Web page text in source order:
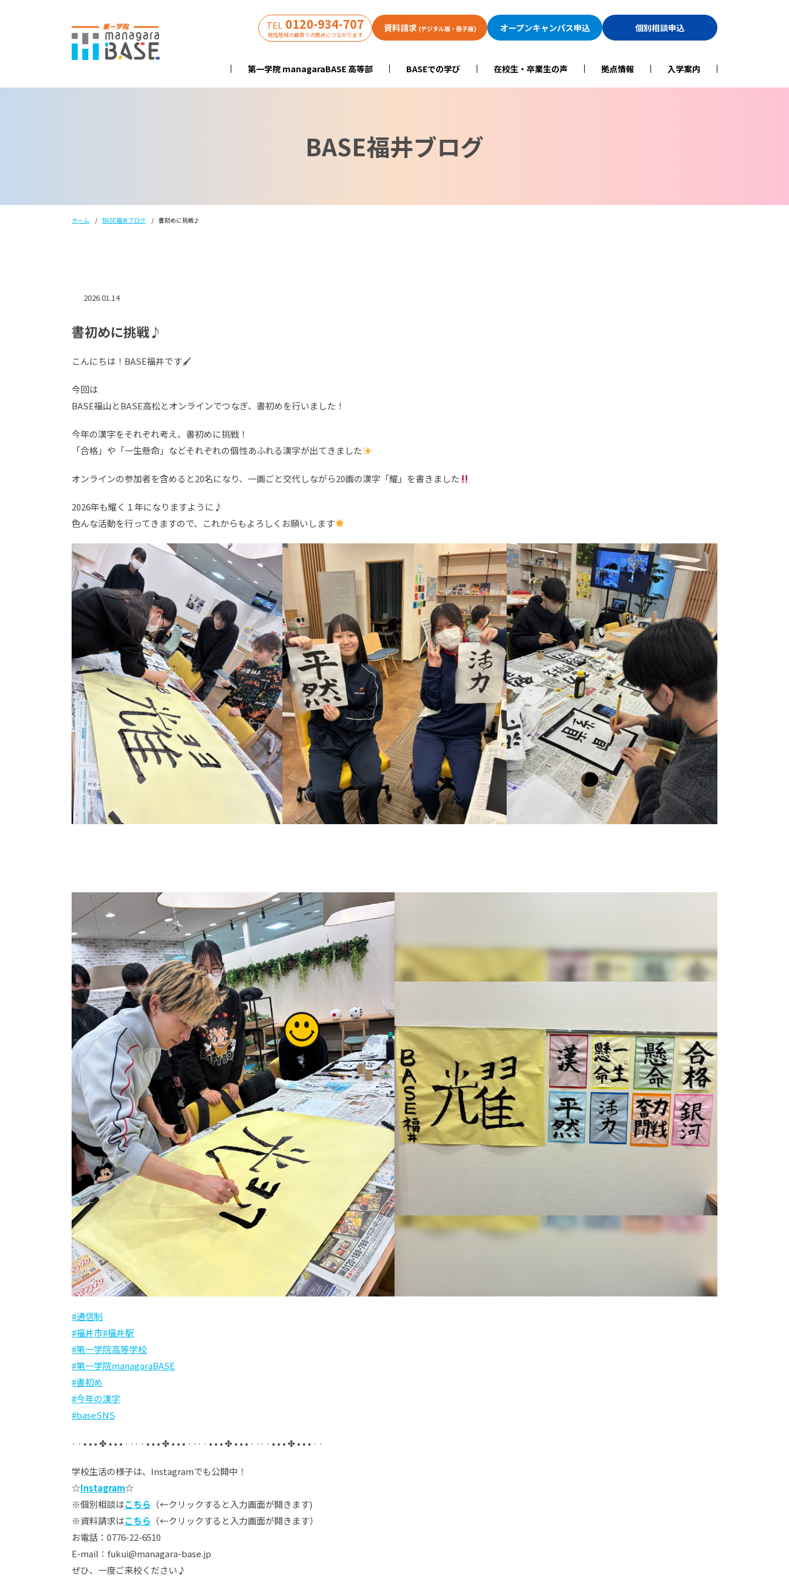
第一学院 managaraBASE 高等部 BASEでの学び 在校生・卒業生の声 拠点情報 入学案内
TEL 0120-934-707
発信地域の最寄りの拠点につながります
資料請求 (デジタル版・冊子版) オープンキャンパス申込 個別相談申込
BASE福井ブログ
ホーム BASE福井ブログ 書初めに挑戦♪
2026.01.14
書初めに挑戦♪
こんにちは！BASE福井です🖌
今回は
BASE福山とBASE高松とオンラインでつなぎ、書初めを行いました！
今年の漢字をそれぞれ考え、書初めに挑戦！
「合格」や「一生懸命」などそれぞれの個性あふれる漢字が出てきました
オンラインの参加者を含めると20名になり、一画ごと交代しながら20画の漢字「耀」を書きました
2026年も耀く１年になりますように♪
色んな活動を行ってきますので、これからもよろしくお願いします
#通信制
#福井市#福井駅
#第一学院高等学校
#第一学院managaraBASE
#書初め
#今年の漢字
#baseSNS
· · • • • ✤ • • • · ·· · • • • ✤ • • • · ·· · • • • ✤ • • • · ·· · • • • ✤ • • • · ·
学校生活の様子は、Instagramでも公開中！
☆Instagram☆
※個別相談はこちら （←クリックすると入力画面が開きます)
※資料請求はこちら （←クリックすると入力画面が開きます）
お電話：0776-22-6510
E-mail：fukui@managara-base.jp
ぜひ、一度ご来校ください♪